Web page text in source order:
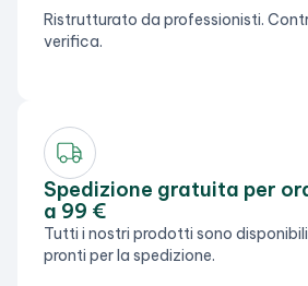
Ristrutturato da professionisti.
verifica.
Spedizione gratuita per
a 99 €
Tutti i nostri prodotti sono
pronti per la spedizione.